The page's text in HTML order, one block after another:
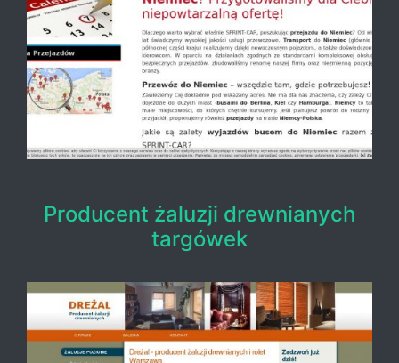
Producent żaluzji drewnianych
targówek